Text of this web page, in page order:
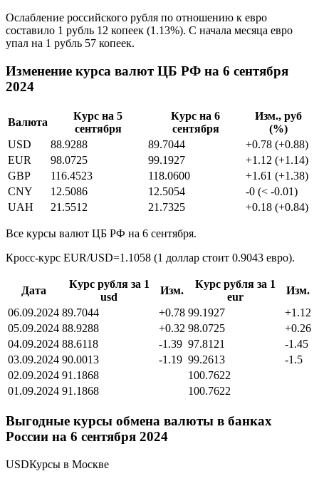
Ослабление российского рубля по отношению к евро
составило 1 рубль 12 копеек (1.13%). С начала месяца евро
упал на 1 рубль 57 копеек.
Изменение курса валют ЦБ РФ на 6 сентября
2024
Валюта
Курс на 5
сентября
Курс на 6
сентября
Изм., руб
(%)
USD
88.9288 89.7044
+0.78 (+0.88)
EUR
98.0725 99.1927
+1.12 (+1.14)
GBP
116.4523 118.0600
+1.61 (+1.38)
CNY
12.5086 12.5054
-0 (< -0.01)
UAH
21.5512 21.7325 +0.18 (+0.84)
Все курсы валют ЦБ РФ на 6 сентября.
Кросс-курс EUR/USD=1.1058 (1 доллар стоит 0.9043 евро).
Дата
Курс рубля за 1
usd
Изм.
Курс рубля за 1
eur
Изм.
06.09.2024 89.7044 +0.78 99.1927
+1.12
05.09.2024 88.9288 +0.32 98.0725
+0.26
04.09.2024 88.6118 -1.39 97.8121
-1.45
03.09.2024 90.0013 -1.19 99.2613
-1.5
02.09.2024 91.1868
100.7622
01.09.2024 91.1868 100.7622
Выгодные курсы обмена валюты в банках
России на 6 сентября 2024
USDКурсы в Москве